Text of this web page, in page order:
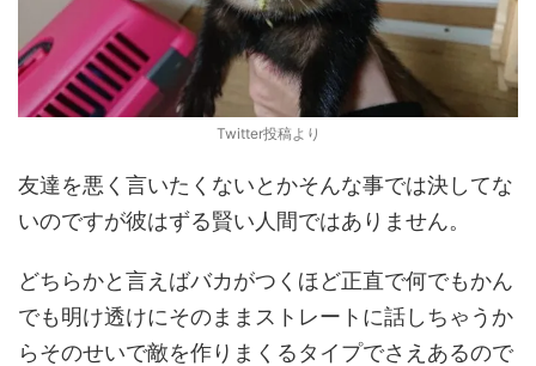
Twitter投稿より
友達を悪く言いたくないとかそんな事では決してな
いのですが彼はずる賢い人間ではありません。
どちらかと言えばバカがつくほど正直で何でもかん
でも明け透けにそのままストレートに話しちゃうか
らそのせいで敵を作りまくるタイプでさえあるので